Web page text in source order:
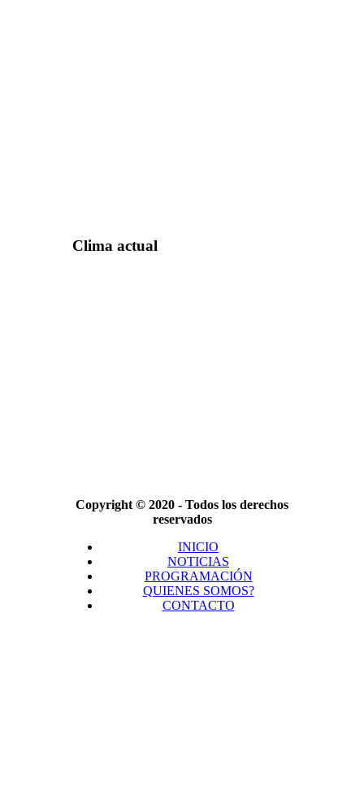
Clima actual
Copyright © 2020 - Todos los derechos
reservados
INICIO
NOTICIAS
PROGRAMACIÓN
QUIENES SOMOS?
CONTACTO